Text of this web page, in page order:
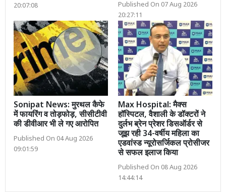
20:07:08
Published On 07 Aug 2026
20:27:11
Sonipat News: मुरथल कैफे
में फायरिंग व तोड़फोड़, सीसीटीवी
की डीवीआर भी ले गए आरोपित
Published On 04 Aug 2026
09:01:59
Max Hospital: मैक्स
हॉस्पिटल, वैशाली के डॉक्टरों ने
दुर्लभ ब्रेन प्रेशर डिसऑर्डर से
जूझ रही 34-वर्षीय महिला का
एडवांस्ड न्यूरोसर्जिकल प्रोसीजर
से सफल इलाज किया
Published On 08 Aug 2026
14:44:14